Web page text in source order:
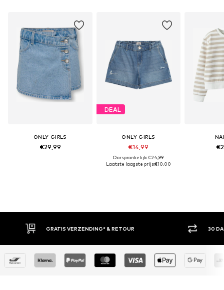
ONLY GIRLS
€29,99
DEAL
ONLY GIRLS
€14,99
Oorspronkelijk: €24,99
Laatste laagste prijs:€10,00
30 DAGEN BEDENKTIJD